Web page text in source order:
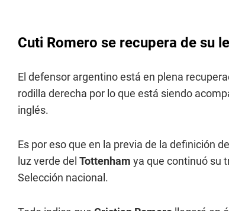
Cuti Romero se recupera de su
El defensor argentino está en plena
rodilla derecha por lo que está siendo
inglés.
Es por eso que en la previa de la definición
luz verde del Tottenham ya que continuó su
Selección nacional.